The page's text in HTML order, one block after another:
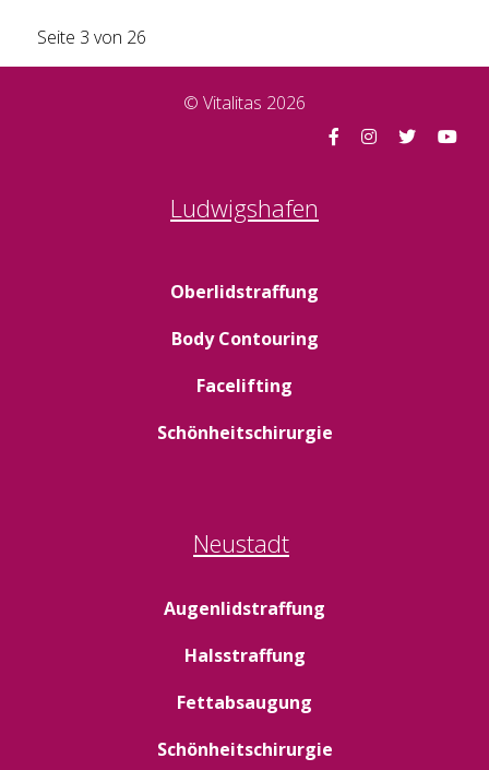
Seite 3 von 26
© Vitalitas 2026
Ludwigshafen
Oberlidstraffung
Body Contouring
Facelifting
Schönheitschirurgie
Neustadt
Augenlidstraffung
Halsstraffung
Fettabsaugung
Schönheitschirurgie